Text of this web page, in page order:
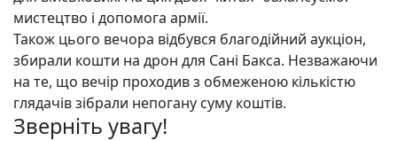
мистецтво і допомога армії.
Також цього вечора відбувся благодійний аукціон,
збирали кошти на дрон для Сані Бакса. Незважаючи
на те, що вечір проходив з обмеженою кількістю
глядачів зібрали непогану суму коштів.
Зверніть увагу!